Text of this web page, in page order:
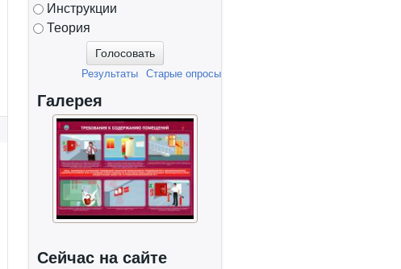
Инструкции
Теория
Старые опросы
Результаты
Галерея
Сейчас на сайте